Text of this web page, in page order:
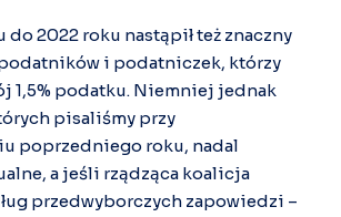
2022 roku nastąpił też znaczny
i podatniczek, którzy
1,5% podatku. Niemniej jednak
pisaliśmy przy
poprzedniego roku, nadal
a jeśli rządząca koalicja
przedwyborczych zapowiedzi –